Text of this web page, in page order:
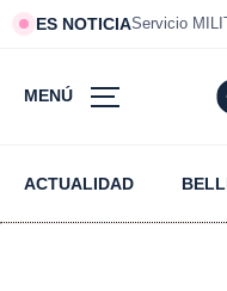
ES NOTICIAServicio
MENÚ
ACTUALIDAD